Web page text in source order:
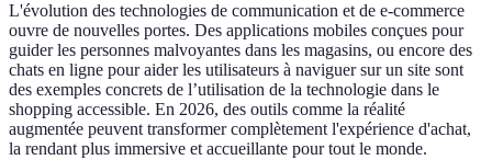
L'évolution des technologies de communication et de e-commerce
ouvre de nouvelles portes. Des applications mobiles conçues pour
guider les personnes malvoyantes dans les magasins, ou encore des
chats en ligne pour aider les utilisateurs à naviguer sur un site sont
des exemples concrets de l’utilisation de la technologie dans le
shopping accessible. En 2026, des outils comme la réalité
augmentée peuvent transformer complètement l'expérience d'achat,
la rendant plus immersive et accueillante pour tout le monde.